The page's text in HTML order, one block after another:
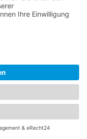
schnell und
zu
zu stehen und
die Sie
auch
.
perfekte